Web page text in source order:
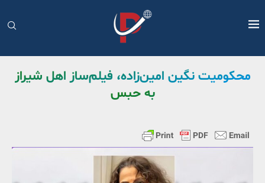
محکومیت نگین امین‌زاده، فیلم‌ساز اهل شیراز
به حبس